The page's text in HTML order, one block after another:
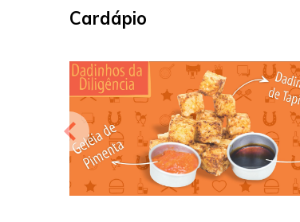
Cardápio